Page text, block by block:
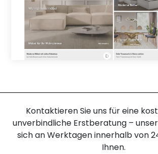
Kontaktieren Sie uns für eine
unverbindliche Erstberatung –
sich an Werktagen innerhalb von
Ihnen.